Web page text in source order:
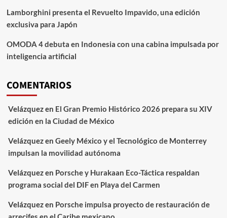
Lamborghini presenta el Revuelto Impavido, una edición
exclusiva para Japón
OMODA 4 debuta en Indonesia con una cabina impulsada por
inteligencia artificial
COMENTARIOS
Velázquezen El Gran Premio Histórico 2026 prepara su XIV
edición en la Ciudad de México
Velázquezen Geely México y el Tecnológico de Monterrey
impulsan la movilidad autónoma
Velázquezen Porsche y Hurakaan Eco-Táctica respaldan
programa social del DIF en Playa del Carmen
Velázquezen Porsche impulsa proyecto de restauración de